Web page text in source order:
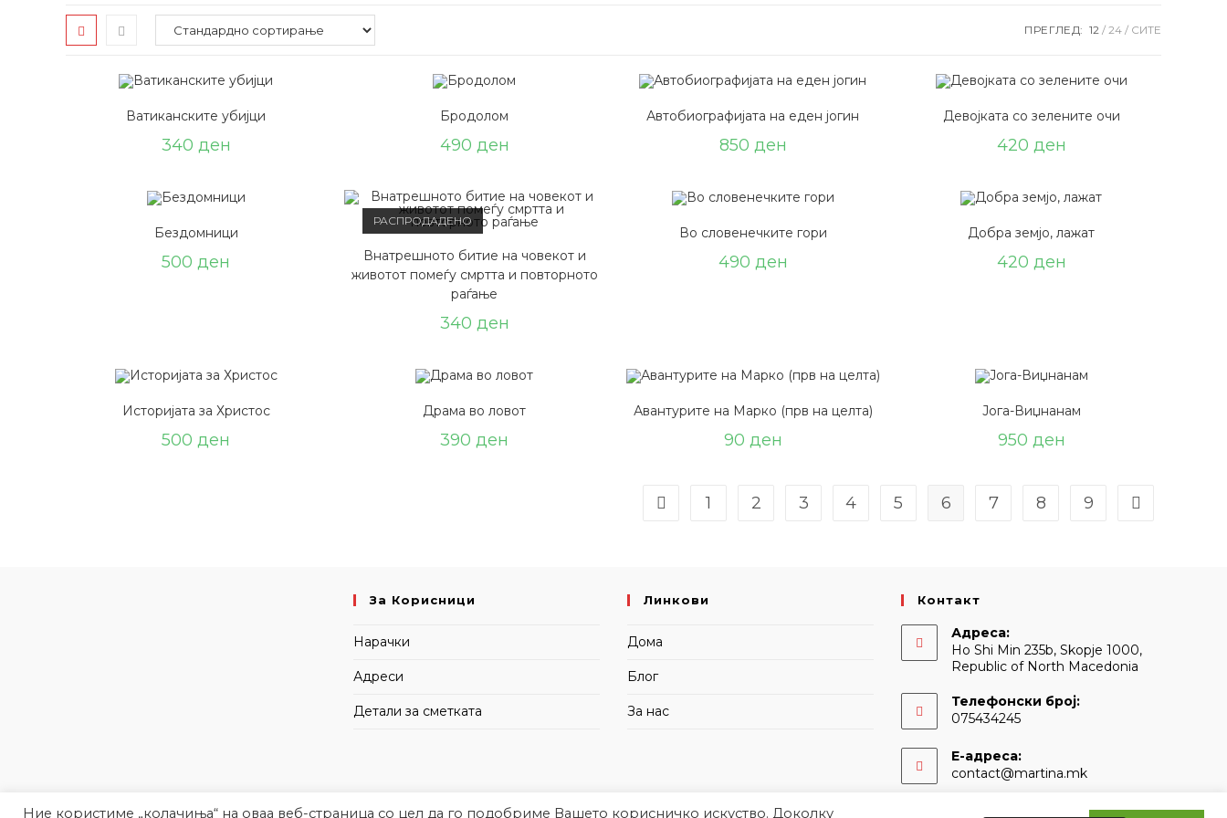
ПРЕГЛЕД: 12 24 СИТЕ
Ватиканските убијци
340 ден
Бродолом
490 ден
Автобиографијата на еден јогин
850 ден
Девојката со зелените очи
420 ден
Бездомници
500 ден
РАСПРОДАДЕНО
Внатрешното битие на човекот и
животот помеѓу смртта и повторното
раѓање
340 ден
Во словенечките гори
490 ден
Добра земјо, лажат
420 ден
Историјата за Христос
500 ден
Драма во ловот
390 ден
Авантурите на Марко (прв на целта)
90 ден
Јога-Виџнанам
950 ден
1 2 3 4 5 6 7 8 9
За Корисници
Нарачки
Адреси
Детали за сметката
Линкови
Дома
Блог
За нас
Контакт
Адреса:
Ho Shi Min 235b, Skopje 1000,
Republic of North Macedonia
Телефонски број:
075434245
Е-адреса:
contact@martina.mkOpens
Ние користиме „колачиња“ на оваа веб-страница со цел да го подобриме Вашето корисничко искуство. Доколку